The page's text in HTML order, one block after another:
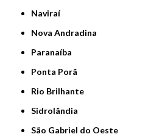
Naviraí
Nova Andradina
Paranaíba
Ponta Porã
Rio Brilhante
Sidrolândia
São Gabriel do Oeste